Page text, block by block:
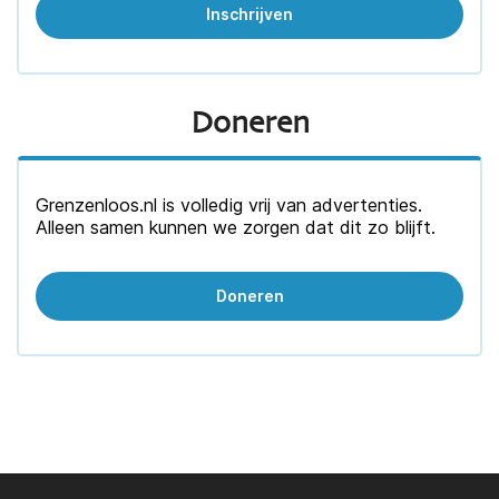
Doneren
Grenzenloos.nl is volledig vrij van advertenties.
Alleen samen kunnen we zorgen dat dit zo blijft.
Doneren